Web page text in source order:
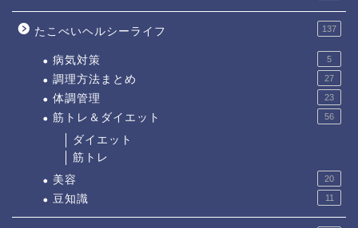
たこべいヘルシーライフ 137
病気対策 5
調理方法まとめ 27
体調管理 23
筋トレ＆ダイエット 56
ダイエット
筋トレ
美容
20
豆知識 11